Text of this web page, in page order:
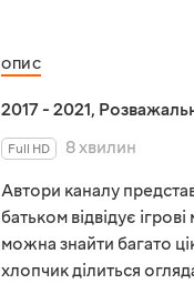
ОПИС
2017 - 2021,
Full HD
8 хвилин
Автори каналу
батьком відвідує
можна знайти багато
хлопчик ділиться